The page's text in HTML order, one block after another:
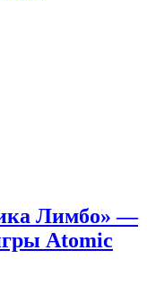
Лимбо» —
Atomic